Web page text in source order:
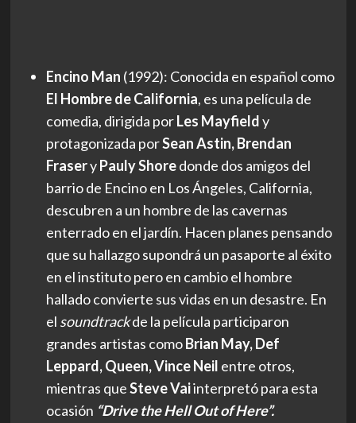
Encino Man (1992): Conocida en español como
El Hombre de California, es una película de
comedia, dirigida porLes Mayfieldy
protagonizada porSean Astin, Brendan
FraseryPauly Shoredonde dos amigos del
barrio de Encino en Los Ángeles, California,
descubren a un hombre de las cavernas
enterrado en el jardín. Hacen planes pensando
que su hallazgo supondrá un pasaporte al éxito
en el instituto pero en cambio el hombre
hallado convierte sus vidas en un desastre. En
el soundtrackde la película participaron
grandes artistas comoBrian May, Def
Leppard, Queen, Vince Neil entre otros,
mientras queSteve Vaiinterpretó para esta
ocasión “Drive the Hell Out of Here”.